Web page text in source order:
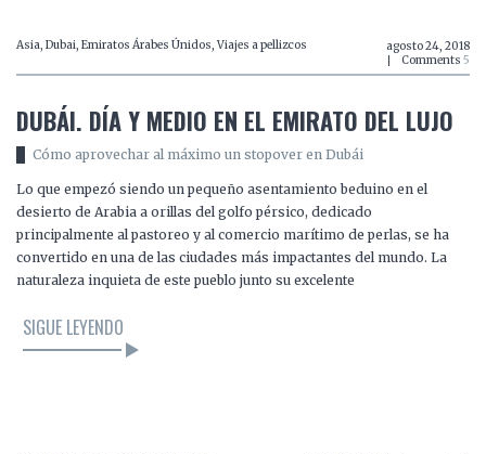
Asia, Dubai, Emiratos Árabes Únidos, Viajes a pellizcos
agosto 24, 2018
Comments 5
DUBÁI. DÍA Y MEDIO EN EL EMIRATO DEL LUJO
Cómo aprovechar al máximo un stopover en Dubái
Lo que empezó siendo un pequeño asentamiento beduino en el
desierto de Arabia a orillas del golfo pérsico, dedicado
principalmente al pastoreo y al comercio marítimo de perlas, se ha
convertido en una de las ciudades más impactantes del mundo. La
naturaleza inquieta de este pueblo junto su excelente
SIGUE LEYENDO